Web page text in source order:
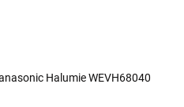
Halumie WEVH68040